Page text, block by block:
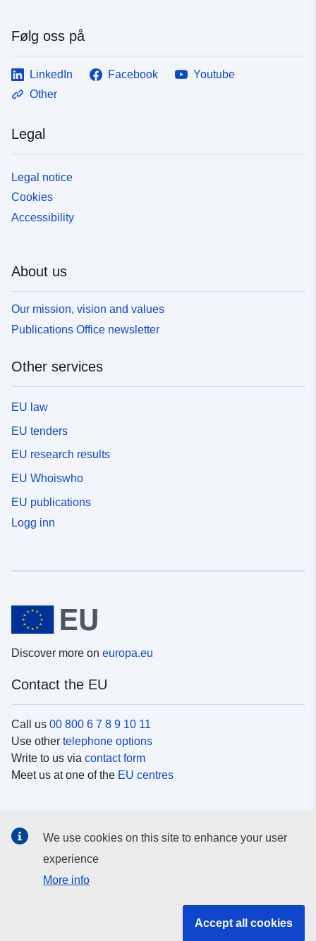
Følg oss på
LinkedIn Facebook
Youtube
Other
Legal
Legal notice
Cookies
Accessibility
About us
Our mission, vision and values
Publications Office newsletter
Other services
EU law
EU tenders
EU research results
EU Whoiswho
EU publications
Logg inn
Discover more on europa.eu
Contact the EU
Call us 00 800 6 7 8 9 10 11
Use other telephone options
Write to us via contact form
Meet us at one of the EU centres
Search for EUsocial media channels
We use cookies on this site to enhance your user
experience
More info
Accept all cookies